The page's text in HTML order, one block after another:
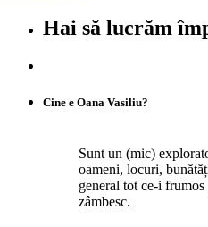
Hai să lucrăm
Cine e Oana Vasiliu?
Sunt un (mic)
oameni, locuri,
general tot ce-i frumos
zâmbesc.